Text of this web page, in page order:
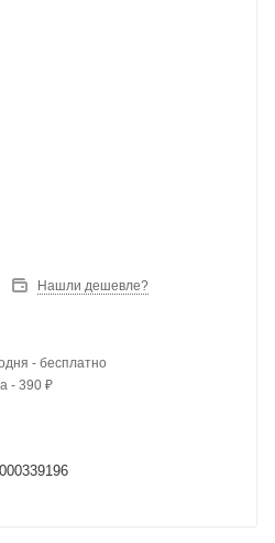
Нашли дешевле?
- бесплатно
- 390 ₽